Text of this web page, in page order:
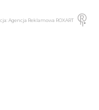
Agencja Reklamowa ROXART